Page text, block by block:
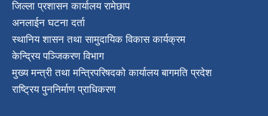
जिल्ला प्रशासन कार्यालय रामेछाप
अनलाईन घटना दर्ता
स्थानिय शासन तथा सामुदायिक विकास कार्यक्रम
केन्द्रिय पञ्जिकरण विभाग
मुख्य मन्त्री तथा मन्त्रिपरिषदको कार्यालय बागमति प्रदेश
राष्ट्रिय पुननिर्माण प्राधिकरण